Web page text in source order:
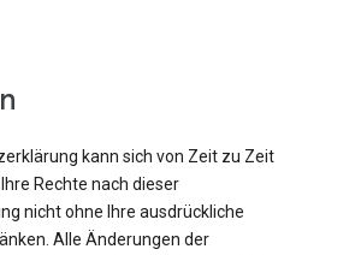
kann sich von Zeit zu Zeit
Rechte nach dieser
nicht ohne Ihre ausdrückliche
Alle Änderungen der